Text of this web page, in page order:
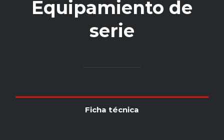
Equipamiento de
serie
Ficha técnica